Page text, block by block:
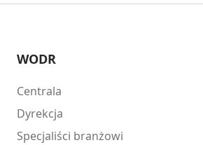
WODR
Centrala
Dyrekcja
Specjaliści branżowi